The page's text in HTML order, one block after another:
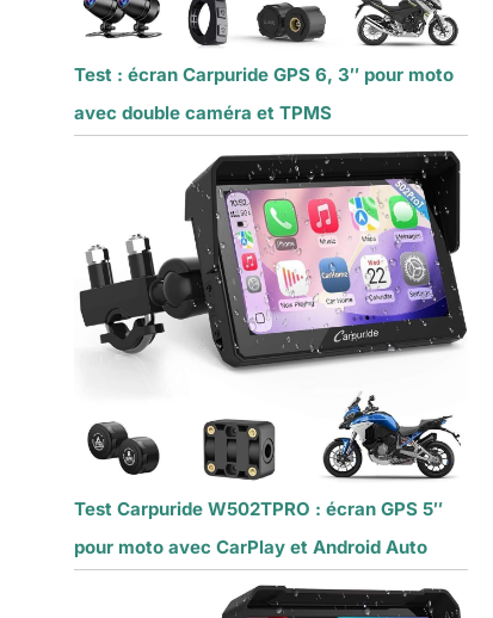
Test : écran Carpuride GPS 6, 3″ pour moto
avec double caméra et TPMS
Test Carpuride W502TPRO : écran GPS 5″
pour moto avec CarPlay et Android Auto